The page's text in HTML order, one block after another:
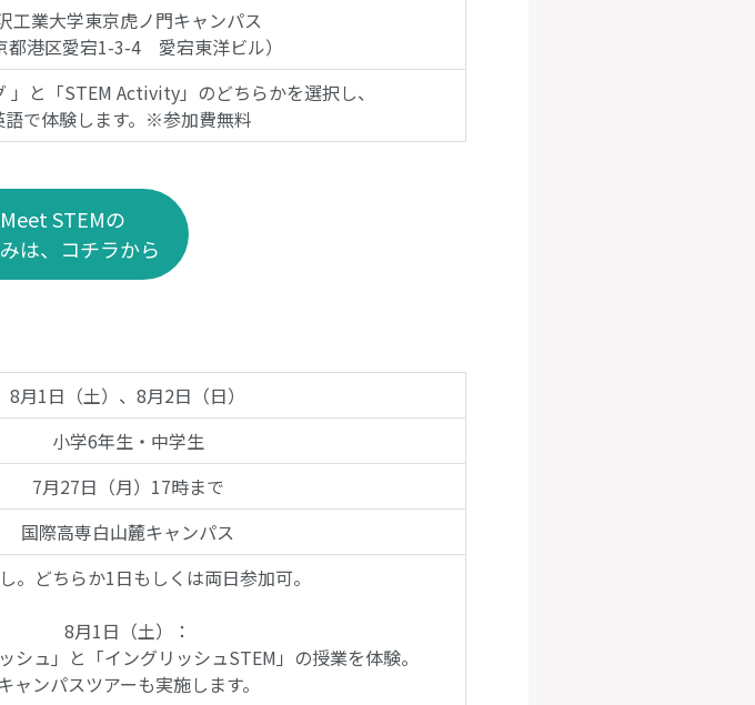
工業大学東京虎ノ門キャンパス
都港区愛宕1-3-4 愛宕東洋ビル）
」と「STEM Activity」のどちらかを選択し、
語で体験します。※参加費無料
STEMの
は、コチラから
8月1日（土）、8月2日（日）
小学6年生・中学生
7月27日（月）17時まで
国際高専白山麓キャンパス
。どちらか1日もしくは両日参加可。
8月1日（土）：
シュ」と「イングリッシュSTEM」の授業を体験。
ャンパスツアーも実施します。